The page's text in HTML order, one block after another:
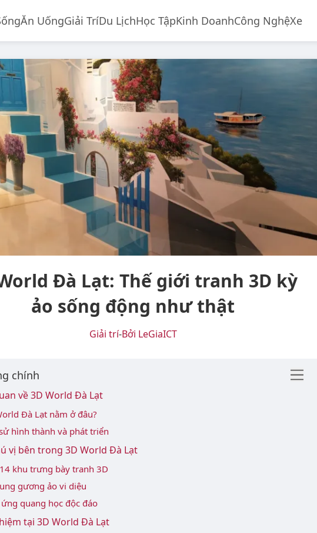
Ăn UốngGiải TríDu LịchHọc TậpKinh DoanhCông NghệXe
Đà Lạt: Thế giới tranh 3D kỳ
ảo sống động như thật
Giải trí-Bởi LeGiaICT
chính
về 3D World Đà Lạt
Đà Lạt nằm ở đâu?
hình thành và phát triển
vị bên trong 3D World Đà Lạt
khu trưng bày tranh 3D
gương ảo vi diệu
quang học độc đáo
tại 3D World Đà Lạt